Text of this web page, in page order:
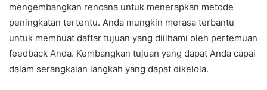
mengembangkan rencana untuk menerapkan metode
peningkatan tertentu. Anda mungkin merasa terbantu
untuk membuat daftar tujuan yang diilhami oleh pertemuan
feedback Anda. Kembangkan tujuan yang dapat Anda capai
dalam serangkaian langkah yang dapat dikelola.